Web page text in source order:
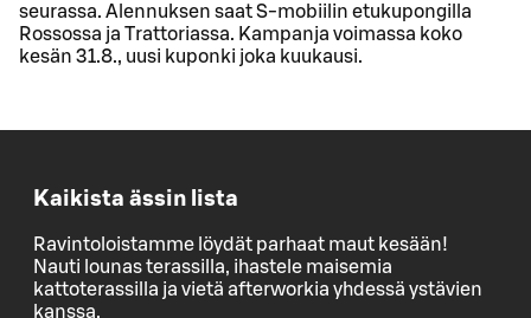
seurassa. Alennuksen saat S-mobiilin etukupongilla
Rossossa ja Trattoriassa. Kampanja voimassa koko
kesän 31.8., uusi kuponki joka kuukausi.
Kaikista ässin lista
Ravintoloistamme löydät parhaat maut kesään!
Nauti lounas terassilla, ihastele maisemia
kattoterassilla ja vietä afterworkia yhdessä ystävien
kanssa.